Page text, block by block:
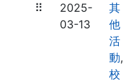
⠿
2025-
03-13
其
他
活
動,
校